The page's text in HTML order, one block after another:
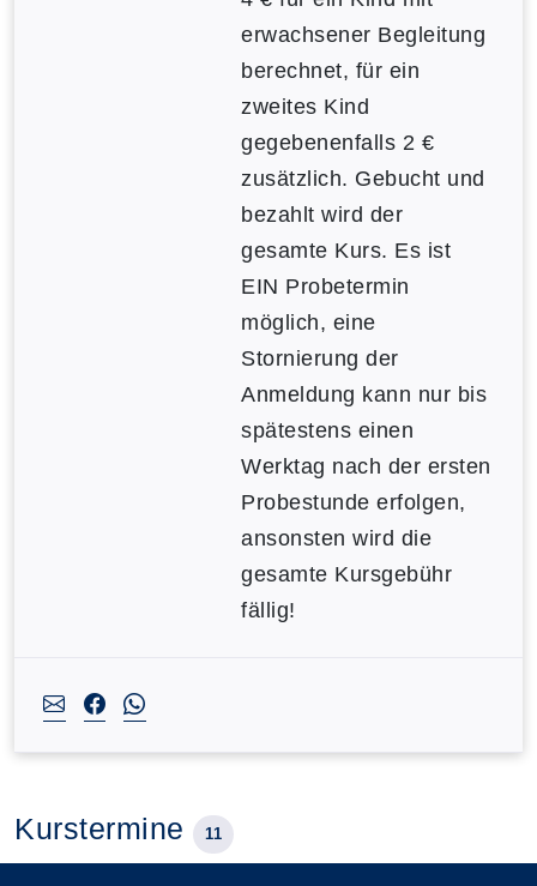
erwachsener Begleitung
berechnet, für ein
zweites Kind
gegebenenfalls 2 €
zusätzlich. Gebucht und
bezahlt wird der
gesamte Kurs. Es ist
EIN Probetermin
möglich, eine
Stornierung der
Anmeldung kann nur bis
spätestens einen
Werktag nach der ersten
Probestunde erfolgen,
ansonsten wird die
gesamte Kursgebühr
fällig!
Kurstermine 11